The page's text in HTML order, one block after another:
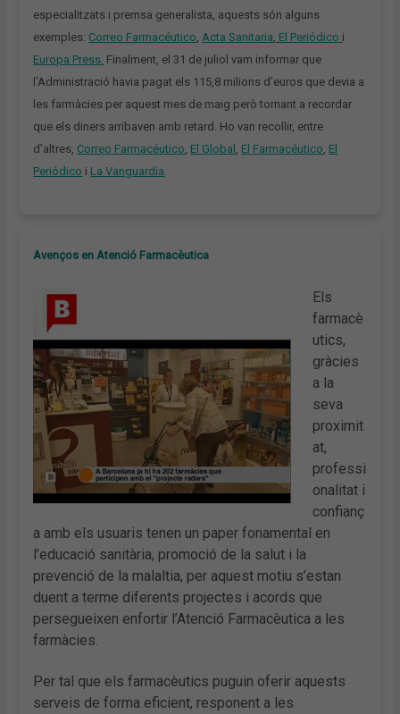
especialitzats i premsa generalista, aquests són alguns
exemples: Correo Farmacéutico Acta Sanitaria El Periódico i
Europa Press Finalment, el 31 de juliol vam informar que
l’Administració havia pagat els 115,8 milions d’euros que devia a
les farmàcies per aquest mes de maig però tornant a recordar
que els diners arribaven amb retard. Ho van recollir, entre
d’altres, Correo Farmacéutico El Global El Farmacéutico El
Periódico i La Vanguardia
Avenços en Atenció Farmacèutica
Els
farmacè
utics,
gràcies
a la
seva
proximit
at,
professi
onalitat i
confianç
a amb els usuaris tenen un paper fonamental en
l’educació sanitària, promoció de la salut i la
prevenció de la malaltia, per aquest motiu s’estan
duent a terme diferents projectes i acords que
persegueixen enfortir l’Atenció Farmacèutica a les
farmàcies.
Per tal que els farmacèutics puguin oferir aquests
serveis de forma eficient, responent a les